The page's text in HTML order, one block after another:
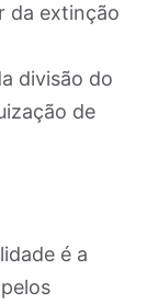
da extinção
divisão do
de
é a